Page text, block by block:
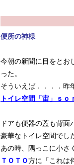
便所の神様
今朝の新聞に目をとお
った。
そういえば．．．．昨
トイレ空間「宙」ｓｏ
ドアも便器の蓋も背
豪華なトイレ空間でし
あの時、隅っこに小さ
ＴＯＴＯ方に「これは